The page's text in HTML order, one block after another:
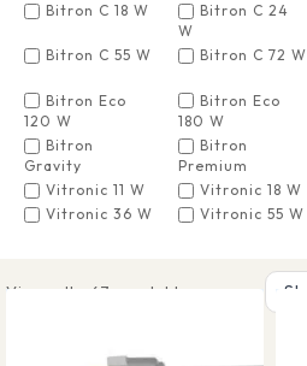
Bitron C 18 W
Bitron C 24
W
Bitron C 55 W Bitron C 72 W
Bitron Eco
120 W
Bitron Eco
180 W
Bitron
Gravity
Bitron
Premium
Vitronic 11 W Vitronic 18 W
Vitronic 36 W
Vitronic 55 W
Visar alla 67 produkter